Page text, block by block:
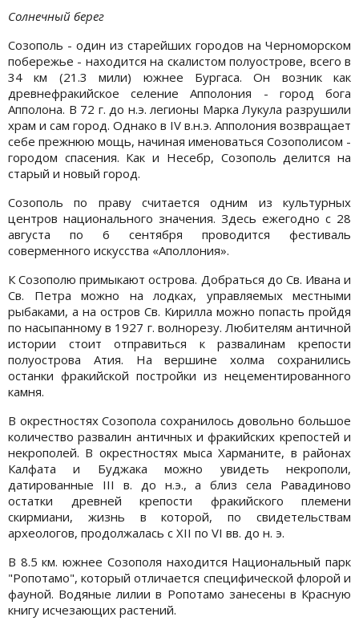
Солнечный берег
Созополь - один из старейших городов на Черноморском
побережье - находится на скалистом полуострове, всего в
34 км (21.3 мили) южнее Бургаса. Он возник как
древнефракийское селение Апполония - город бога
Апполона. В 72 г. до н.э. легионы Марка Лукула разрушили
храм и сам город. Однако в ІV в.н.э. Апполония возвращает
себе прежнюю мощь, начиная именоваться Созополисом -
городом спасения. Как и Несебр, Созополь делится на
старый и новый город.
Созополь по праву считается одним из культурных
центров национального значения. Здесь ежегодно с 28
августа по 6 сентября проводится фестиваль
соверменного искусства «Аполлония».
К Созополю примыкают острова. Добраться до Св. Ивана и
Св. Петра можно на лодках, управляемых местными
рыбаками, а на остров Св. Кирилла можно попасть пройдя
по насыпанному в 1927 г. волнорезу. Любителям античной
истории стоит отправиться к развалинам крепости
полуострова Атия. На вершине холма сохранились
останки фракийской постройки из нецементированного
камня.
В окрестностях Созопола сохранилось довольно большое
количество развалин античных и фракийских крепостей и
некрополей. В окрестностях мыса Харманите, в районах
Калфата и Буджака можно увидеть некрополи,
датированные III в. до н.э., а близ села Равадиново
остатки древней крепости фракийского племени
скирмиани, жизнь в которой, по свидетельствам
археологов, продолжалась с ХІІ по VІ вв. до н. э.
В 8.5 км. южнее Созополя находится Национальный парк
"Ропотамо", который отличается специфической флорой и
фауной. Водяные лилии в Ропотамо занесены в Красную
книгу исчезающих растений.